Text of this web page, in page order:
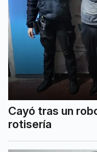
Cayó tras un
rotisería